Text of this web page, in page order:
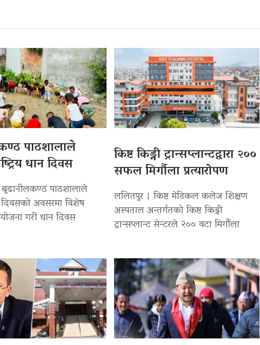
पाठशालाले
धान दिवस
पाठशालाले
दिवसको अवसरमा विशेष
गरी धान दिवस
किष्ट किड्नी ट्रान्सप्लान्टद्वारा २००
सफल मिर्गौला प्रत्यारोपण
ललितपुर । किष्ट मेडिकल कलेज शिक्षण
अस्पताल अन्तर्गतको किष्ट किड्नी
ट्रान्सप्लान्ट सेन्टरले २०० वटा मिर्गौला